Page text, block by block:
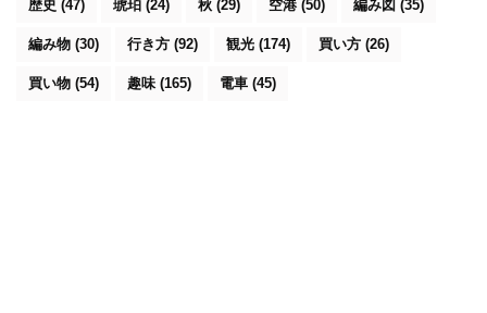
歴史 (47) 琥珀 (24) 秋 (29) 空港 (50) 編み図 (35)
編み物 (30) 行き方 (92) 観光 (174) 買い方 (26)
買い物 (54) 趣味 (165) 電車 (45)